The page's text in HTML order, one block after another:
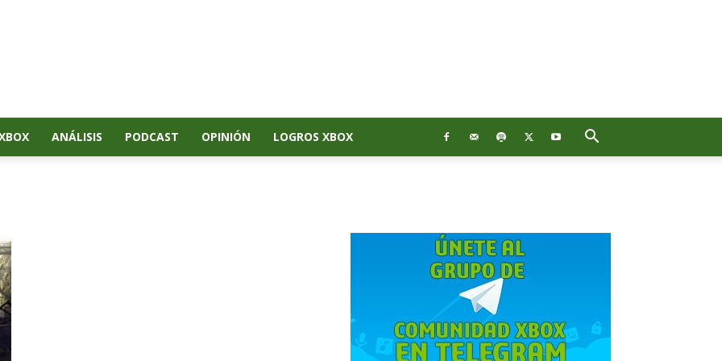
ANÁLISIS PODCAST OPINIÓN LOGROS XBOX